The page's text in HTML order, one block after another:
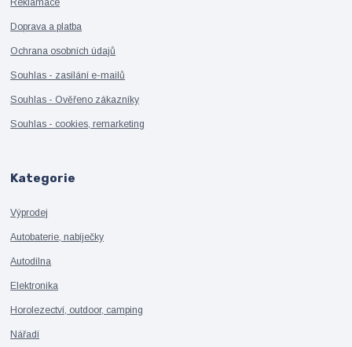
Doprava a platba
Ochrana osobních údajů
Souhlas - zasílání e-mailů
Souhlas - Ověřeno zákazníky
Souhlas - cookies, remarketing
Kategorie
Výprodej
Autobaterie, nabíječky
Autodílna
Elektronika
Horolezectví, outdoor, camping
Nářadí